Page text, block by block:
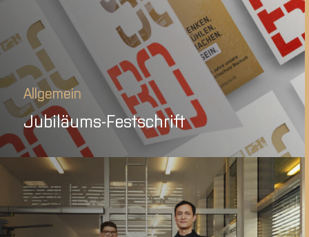
Allgemein
Jubiläums-Festschrift